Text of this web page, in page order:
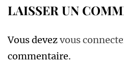
LAISSER UN
Vous devezvous
commentaire.